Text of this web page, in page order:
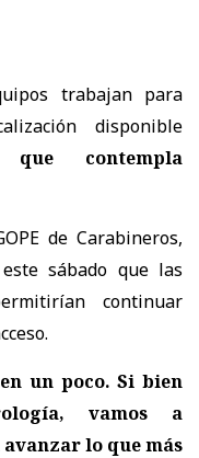
trabajan para
disponible
que contempla
de Carabineros,
sábado que las
continuar
un poco. Si bien
vamos a
lo que más